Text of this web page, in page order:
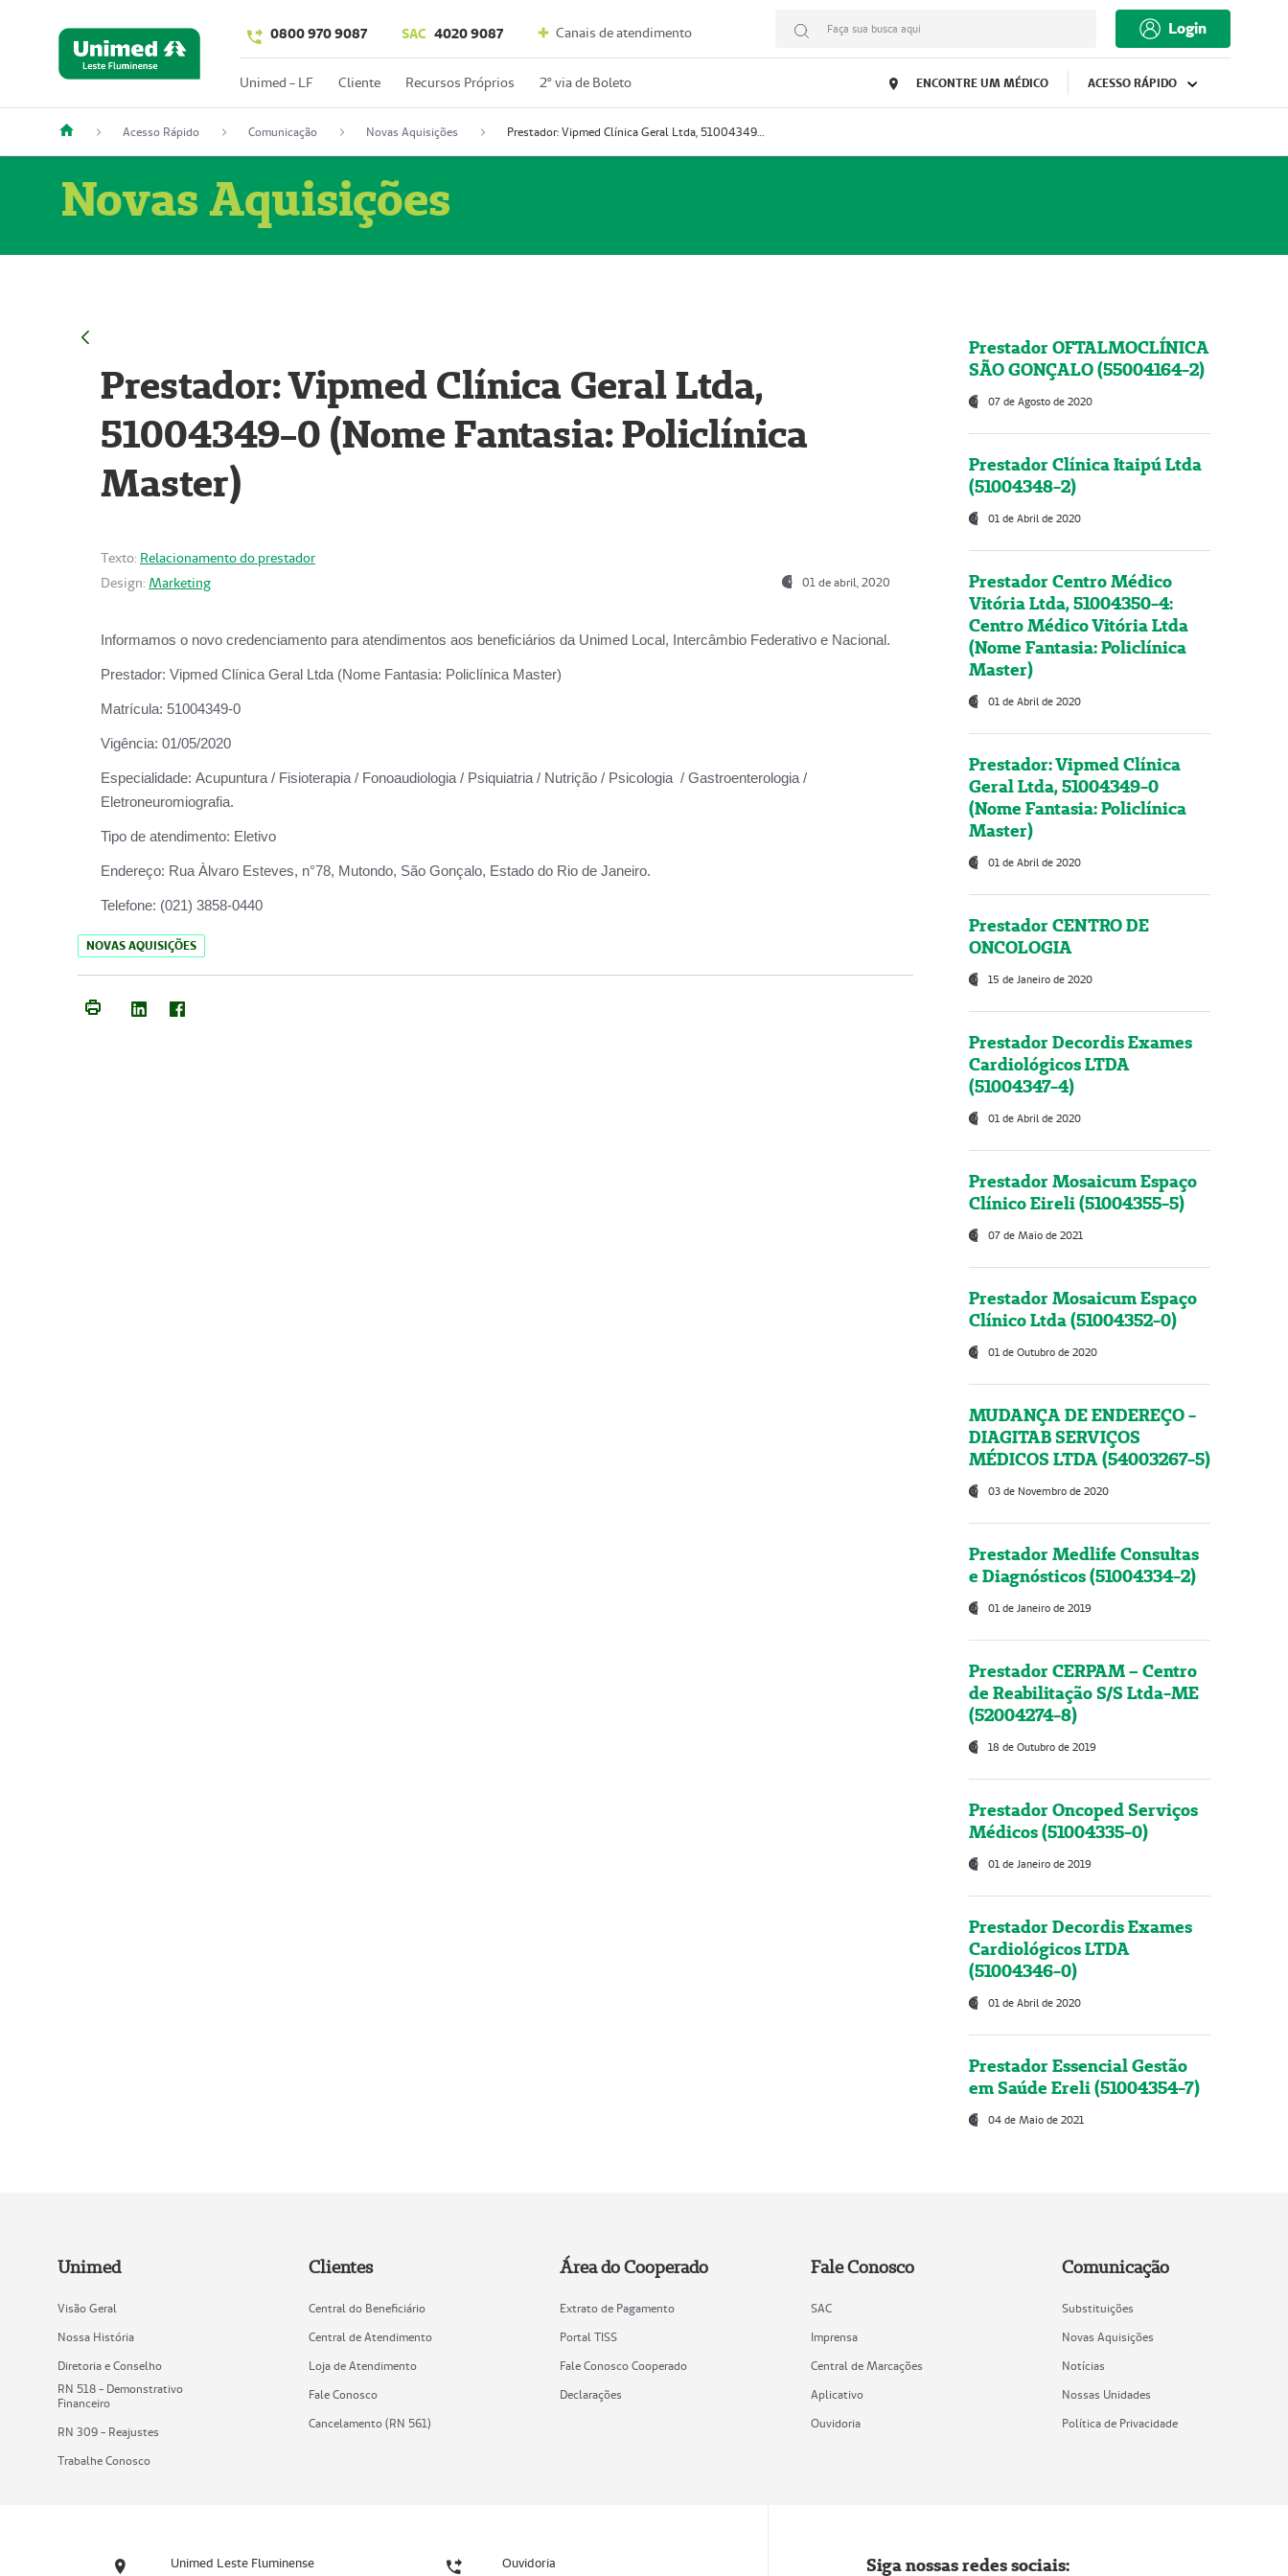
0800 970 9087 SAC 4020 9087 Canais de atendimento Faça sua busca aqui Login
Unimed - LF Cliente Recursos Próprios 2º via de Boleto ENCONTRE UM MÉDICO ACESSO RÁPIDO
Acesso Rápido Comunicação Novas Aquisições Prestador: Vipmed Clínica Geral Ltda, 51004349-0 (Nome Fantasia: Policlínica Master)
Novas Aquisições
Prestador: Vipmed Clínica Geral Ltda,
51004349-0 (Nome Fantasia: Policlínica
Master)
Texto: Relacionamento do prestador
Design: Marketing 01 de abril, 2020
Informamos o novo credenciamento para atendimentos aos beneficiários da Unimed Local, Intercâmbio Federativo e Nacional.
Prestador: Vipmed Clínica Geral Ltda (Nome Fantasia: Policlínica Master)
Matrícula: 51004349-0
Vigência: 01/05/2020
Especialidade: Acupuntura / Fisioterapia / Fonoaudiologia / Psiquiatria / Nutrição / Psicologia / Gastroenterologia /
Eletroneuromiografia.
Tipo de atendimento: Eletivo
Endereço: Rua Àlvaro Esteves, n°78, Mutondo, São Gonçalo, Estado do Rio de Janeiro.
Telefone: (021) 3858-0440
NOVAS AQUISIÇÕES
Prestador OFTALMOCLÍNICA
SÃO GONÇALO (55004164-2)
07 de Agosto de 2020
Prestador Clínica Itaipú Ltda
(51004348-2)
01 de Abril de 2020
Prestador Centro Médico
Vitória Ltda, 51004350-4:
Centro Médico Vitória Ltda
(Nome Fantasia: Policlínica
Master)
01 de Abril de 2020
Prestador: Vipmed Clínica
Geral Ltda, 51004349-0
(Nome Fantasia: Policlínica
Master)
01 de Abril de 2020
Prestador CENTRO DE
ONCOLOGIA
15 de Janeiro de 2020
Prestador Decordis Exames
Cardiológicos LTDA
(51004347-4)
01 de Abril de 2020
Prestador Mosaicum Espaço
Clínico Eireli (51004355-5)
07 de Maio de 2021
Prestador Mosaicum Espaço
Clínico Ltda (51004352-0)
01 de Outubro de 2020
MUDANÇA DE ENDEREÇO -
DIAGITAB SERVIÇOS
MÉDICOS LTDA (54003267-5)
03 de Novembro de 2020
Prestador Medlife Consultas
e Diagnósticos (51004334-2)
01 de Janeiro de 2019
Prestador CERPAM – Centro
de Reabilitação S/S Ltda-ME
(52004274-8)
18 de Outubro de 2019
Prestador Oncoped Serviços
Médicos (51004335-0)
01 de Janeiro de 2019
Prestador Decordis Exames
Cardiológicos LTDA
(51004346-0)
01 de Abril de 2020
Prestador Essencial Gestão
em Saúde Ereli (51004354-7)
04 de Maio de 2021
Unimed
Visão Geral
Nossa História
Diretoria e Conselho
RN 518 - Demonstrativo
Financeiro
RN 309 - Reajustes
Trabalhe Conosco
Clientes
Central do Beneficiário
Central de Atendimento
Loja de Atendimento
Fale Conosco
Cancelamento (RN 561)
Área do Cooperado
Extrato de Pagamento
Portal TISS
Fale Conosco Cooperado
Declarações
Fale Conosco
SAC
Imprensa
Central de Marcações
Aplicativo
Ouvidoria
Comunicação
Substituições
Novas Aquisições
Notícias
Nossas Unidades
Política de Privacidade
Unimed Leste Fluminense Ouvidoria Siga nossas redes sociais: